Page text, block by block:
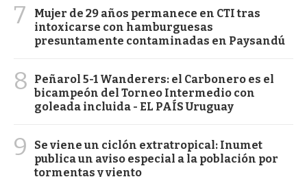
7
Mujer de 29 años permanece en CTI tras
intoxicarse con hamburguesas
presuntamente contaminadas en Paysandú
8
Peñarol 5-1 Wanderers: el Carbonero es el
bicampeón del Torneo Intermedio con
goleada incluida - EL PAÍS Uruguay
9
Se viene un ciclón extratropical: Inumet
publica un aviso especial a la población por
tormentas y viento